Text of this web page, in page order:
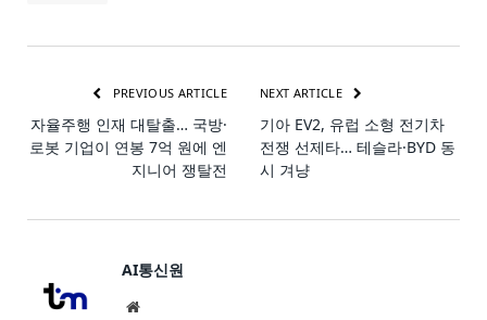
PREVIOUS ARTICLE
자율주행 인재 대탈출… 국방·
로봇 기업이 연봉 7억 원에 엔
지니어 쟁탈전
NEXT ARTICLE
기아 EV2, 유럽 소형 전기차
전쟁 선제타… 테슬라·BYD 동
시 겨냥
AI통신원
Website